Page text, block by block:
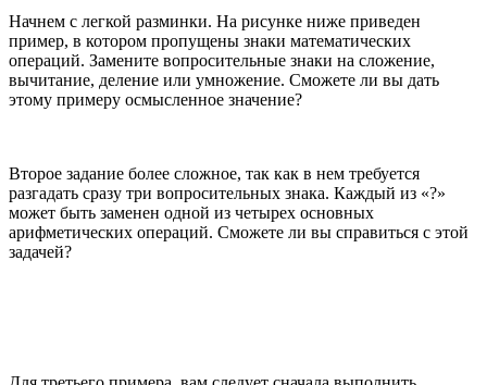
Начнем с легкой разминки. На рисунке ниже приведен
пример, в котором пропущены знаки математических
операций. Замените вопросительные знаки на сложение,
вычитание, деление или умножение. Сможете ли вы дать
этому примеру осмысленное значение?
Второе задание более сложное, так как в нем требуется
разгадать сразу три вопросительных знака. Каждый из «?»
может быть заменен одной из четырех основных
арифметических операций. Сможете ли вы справиться с этой
задачей?